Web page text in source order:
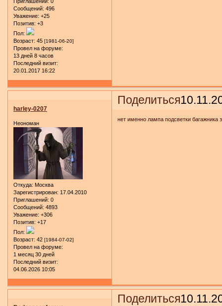
Сообщений: 496
Уважение: +25
Позитив: +3
Пол:
Возраст: 45 [1981-06-20]
Провел на форуме:
13 дней 8 часов
Последний визит:
20.01.2017 16:22
Поделиться
harley-0207
Неономан
Откуда: Москва
Зарегистрирован: 17.04.2010
Приглашений: 0
Сообщений: 4893
Уважение: +306
Позитив: +17
Пол:
Возраст: 42 [1984-07-02]
Провел на форуме:
1 месяц 30 дней
Последний визит:
04.06.2026 10:05
нет именно лампа подсветки багажника
Поделиться